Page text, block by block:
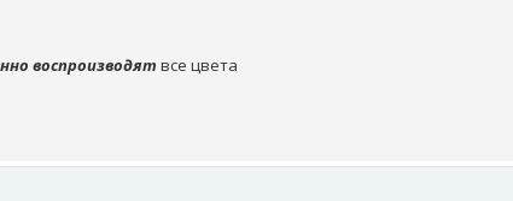
воспроизводят все цвета